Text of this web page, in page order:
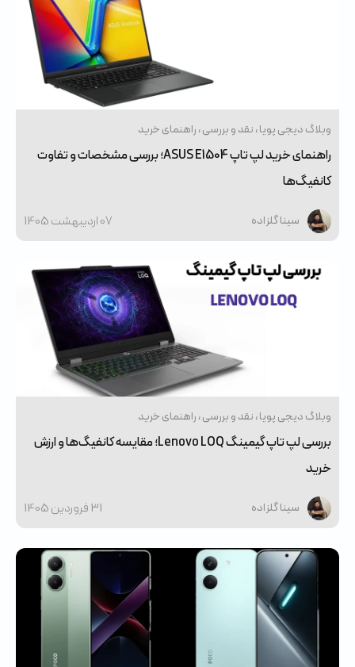
وبلاگ دیجی پویا نقد و بررسی راهنمای خرید
راهنمای خرید لپ تاپ ASUS E1504؛ بررسی مشخصات و تفاوت
کانفیگ‌ها
سینا گلزاده 07 ارديبهشت 1405
وبلاگ دیجی پویا نقد و بررسی راهنمای خرید
بررسی لپ تاپ گیمینگ Lenovo LOQ؛ مقایسه کانفیگ‌ها و ارزش
خرید
سینا گلزاده 31 فروردین 1405